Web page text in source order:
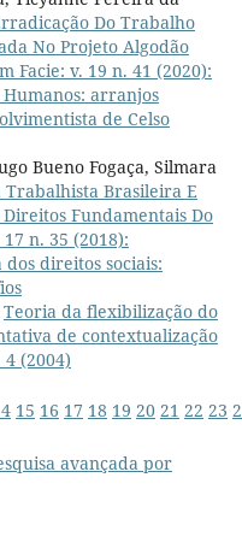
Do Trabalho
No Projeto Algodão
Facie: v. 19 n. 41 (2020):
arranjos
de Celso
Bueno Fogaça, Silmara
Trabalhista Brasileira E
Fundamentais Do
n. 35 (2018):
direitos sociais:
Teoria da flexibilização do
de contextualização
(2004)
15 16 17 18 19 20 21 22 23
avançada por